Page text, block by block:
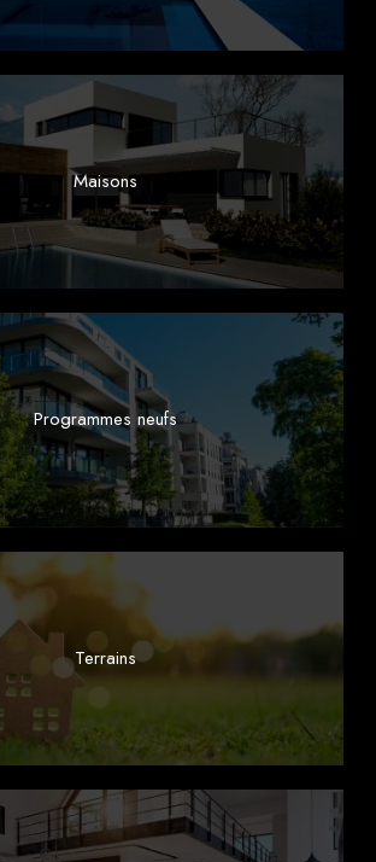
Maisons
Programmes neufs
Terrains